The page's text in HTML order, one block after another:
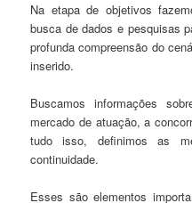
Na etapa de objetivos
busca de dados e pesquisas
profunda compreensão do
inserido.
Buscamos informações
mercado de atuação, a
tudo isso, definimos as
continuidade.
Esses são elementos